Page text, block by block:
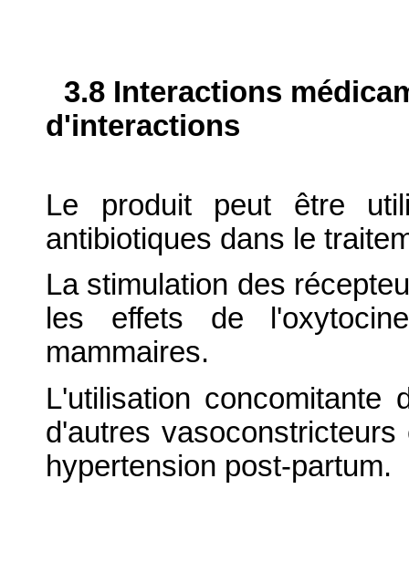
3.8 Interactions
d'interactions
Le produit peut être
antibiotiques dans le
La stimulation des
les effets de
mammaires.
L'utilisation concomitante
d'autres
hypertension post-partum.